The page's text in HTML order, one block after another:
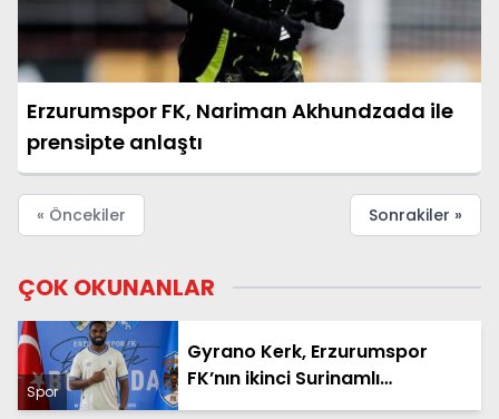
Erzurumspor FK, Nariman Akhundzada ile
prensipte anlaştı
« Öncekiler Sonrakiler »
ÇOK OKUNANLAR
Spor
Gyrano Kerk, Erzurumspor
FK’nın ikinci Surinamlı
futbolcusu oldu